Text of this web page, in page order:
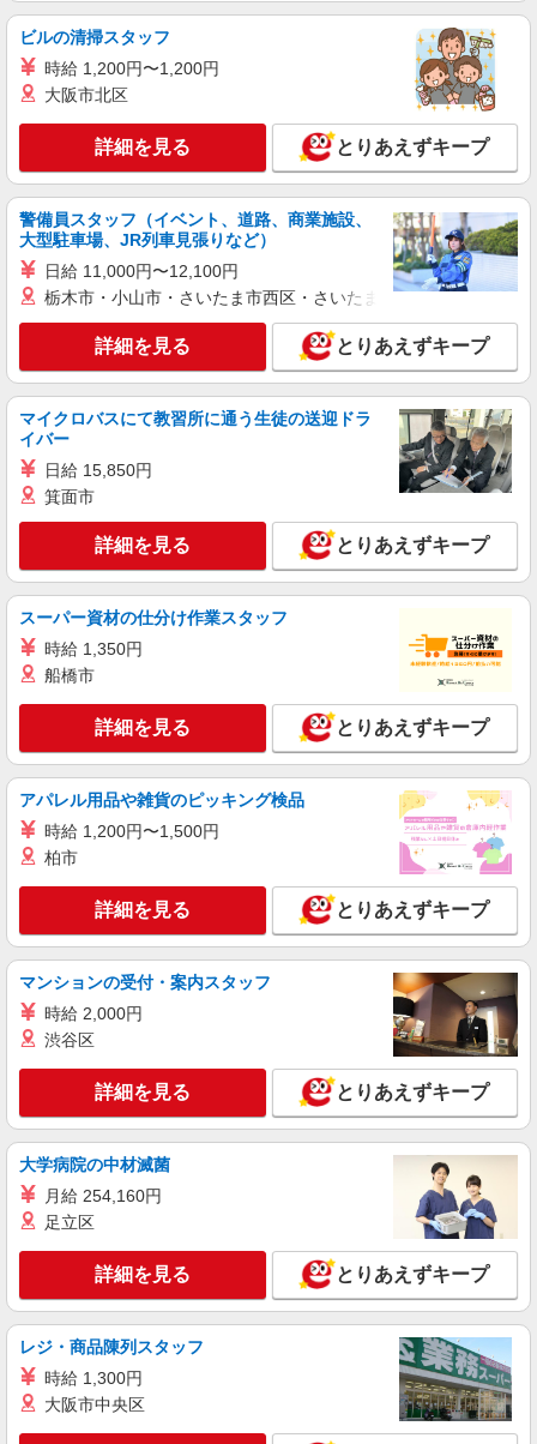
アルバイト・パート： 高校生／時給1,070円
土日祝1,170円 一般／時給1,100円 土日祝1,200
円 ※試用期間3ヶ月は給与変動なし
福岡県北九州市小倉北区浅野1丁目1-1 アミュ
キープ 詳細を見る
アルバイト パート
COCO’S 小倉到津店
ココスのキッチン（フード）スタッフ
時給1100円 ※22:00〜翌5:00：時給1375円 ※
高校生時給1060円 ■【土日祝加給】 土日祝は1時
間当たり＋100円 ■特別手当 早朝手当（5:00〜
8:00）時給＋150円
福岡県北九州市小倉北区上到津2-3-15
キープ 詳細を見る
アルバイト
すき家 小倉北西港店
すき家の店舗スタッフ（接客・調理・清掃な
時給1,100円 ※22:00〜翌5:00：時給1,375円 ※
高校生時給1,060円 ※早朝手当（5:00〜9:00）時給
福岡県北九州市小倉北区西港町15-70
キープ 詳細を見る
正社員
串カツ田中
串カツ店店舗スタッフ
正社員：月給220,000円〜300,000円 ※経験・
能力により優遇します。
福岡県北九州市小倉北区浅野1丁目1-1 アミュ
キープ 詳細を見る
すき家 小倉北西港店
すき家の店舗スタッフ（接客・調理・清掃な
時給1,375円
福岡県北九州市小倉北区西港町15-70
キープ 詳細を見る
アルバイト
すき家 小倉北神岳店
すき家の店舗スタッフ（接客・調理・清掃な
ど）
時給1,350円
福岡県北九州市小倉北区神岳2-6-30
キープ 詳細を見る
ビルの清掃スタッフ
時給 1,200円〜1,200円
大阪市北区
詳細を見る とりあえずキープ
警備員スタッフ（イベント、道路、商業施設、
大型駐車場、JR列車見張りなど）
日給 11,000円〜12,100円
栃木市・小山市・さいたま市西区・さいたま市岩槻区・久喜市・
詳細を見る とりあえずキープ
マイクロバスにて教習所に通う生徒の送迎ドラ
イバー
日給 15,850円
箕面市
詳細を見る とりあえずキープ
スーパー資材の仕分け作業スタッフ
時給 1,350円
船橋市
詳細を見る とりあえずキープ
アパレル用品や雑貨のピッキング検品
時給 1,200円〜1,500円
柏市
詳細を見る とりあえずキープ
マンションの受付・案内スタッフ
時給 2,000円
渋谷区
詳細を見る とりあえずキープ
大学病院の中材滅菌
月給 254,160円
足立区
詳細を見る とりあえずキープ
レジ・商品陳列スタッフ
時給 1,300円
大阪市中央区